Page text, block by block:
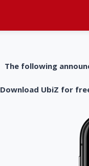
The following
Download UbiZ for